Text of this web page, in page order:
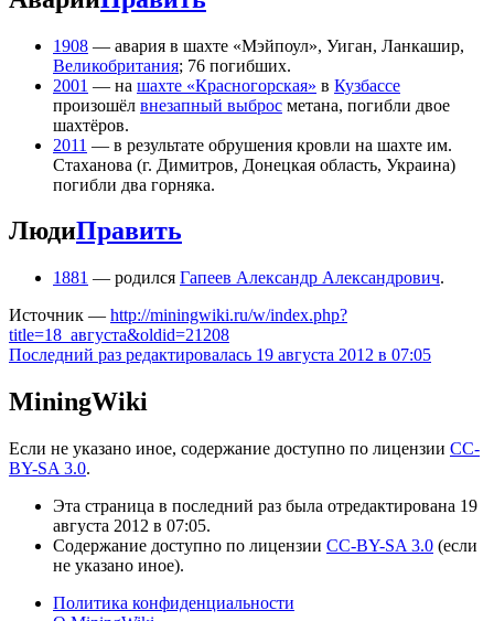
1908 — авария в шахте «Мэйпоул», Уиган, Ланкашир,
Великобритания; 76 погибших.
2001 — на шахте «Красногорская» в Кузбассе
произошёл внезапный выброс метана, погибли двое
шахтёров.
2011 — в результате обрушения кровли на шахте им.
Стаханова (г. Димитров, Донецкая область, Украина)
погибли два горняка.
ЛюдиПравить
1881 — родился Гапеев Александр Александрович.
Источник — http://miningwiki.ru/w/index.php?
title=18_августа&oldid=21208
Последний раз редактировалась 19 августа 2012 в 07:05
MiningWiki
Если не указано иное, содержание доступно по лицензии CC-
BY-SA 3.0.
Эта страница в последний раз была отредактирована 19
августа 2012 в 07:05.
Содержание доступно по лицензии CC-BY-SA 3.0 (если
не указано иное).
Политика конфиденциальности